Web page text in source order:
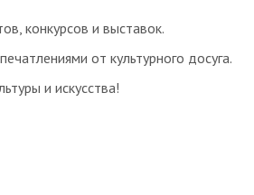
конкурсов и выставок.
от культурного досуга.
и искусства!